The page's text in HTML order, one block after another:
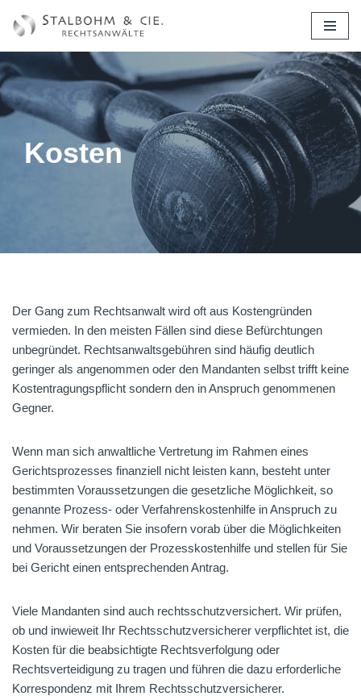
Inhalt
springen
Kosten
Der Gang zum Rechtsanwalt wird oft aus Kostengründen
vermieden. In den meisten Fällen sind diese Befürchtungen
unbegründet. Rechtsanwaltsgebühren sind häufig deutlich
geringer als angenommen oder den Mandanten selbst trifft keine
Kostentragungspflicht sondern den in Anspruch genommenen
Gegner.
Wenn man sich anwaltliche Vertretung im Rahmen eines
Gerichtsprozesses finanziell nicht leisten kann, besteht unter
bestimmten Voraussetzungen die gesetzliche Möglichkeit, so
genannte Prozess- oder Verfahrenskostenhilfe in Anspruch zu
nehmen. Wir beraten Sie insofern vorab über die Möglichkeiten
und Voraussetzungen der Prozesskostenhilfe und stellen für Sie
bei Gericht einen entsprechenden Antrag.
Viele Mandanten sind auch rechtsschutzversichert. Wir prüfen,
ob und inwieweit Ihr Rechtsschutzversicherer verpflichtet ist, die
Kosten für die beabsichtigte Rechtsverfolgung oder
Rechtsverteidigung zu tragen und führen die dazu erforderliche
Korrespondenz mit Ihrem Rechtsschutzversicherer.